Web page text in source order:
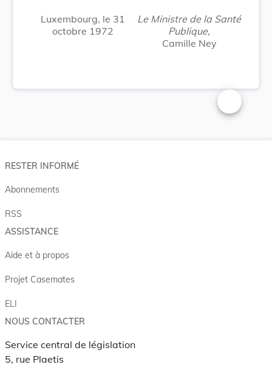
Luxembourg, le 31
octobre 1972
Le Ministre de la Santé
Publique,
Camille Ney
Changer la
RESTER INFORMÉ
Abonnements
RSS
ASSISTANCE
Aide et à propos
Projet Casemates
ELI
NOUS CONTACTER
Service central de législation
5, rue Plaetis